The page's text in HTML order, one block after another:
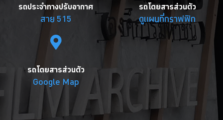
รถประจำทางปรับอากาศ
สาย 515
รถโดยสารส่วนตัว
ดูแผนที่กราฟฟิก
รถโดยสารส่วนตัว
Google Map